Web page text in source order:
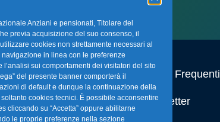
Anziani e pensionati, Titolare del
previa acquisizione del suo consenso, il
cookies non strettamente necessari al
in linea con le preferenze
l’analisi sui comportamenti dei visitatori del sito
del presente banner comporterà il
di default e dunque la continuazione della
cookies tecnici. È possibile acconsentire
cliccando su “Accetta” oppure abilitarne
le proprie preferenze nella sezione
Confartigianato:
in Laterano,
FAQ – Domande Frequenti
La nostra Newsletter